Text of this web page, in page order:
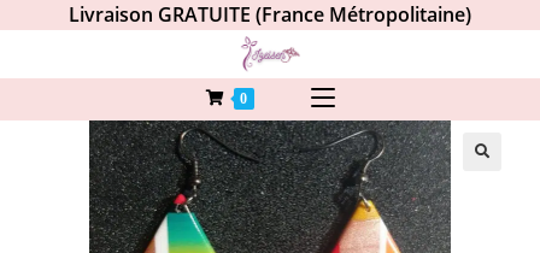
Livraison GRATUITE (France Métropolitaine)
0